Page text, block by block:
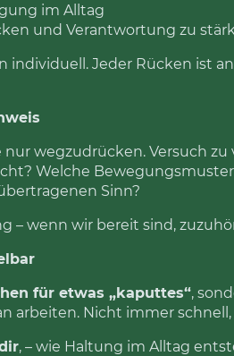
im Alltag
und Verantwortung zu
Jeder Rücken ist
wegzudrücken. Versuch zu
Welche
Sinn?
– wenn wir bereit sind,
für etwas „kaputtes“,
arbeiten. Nicht immer
, – wie Haltung im Alltag